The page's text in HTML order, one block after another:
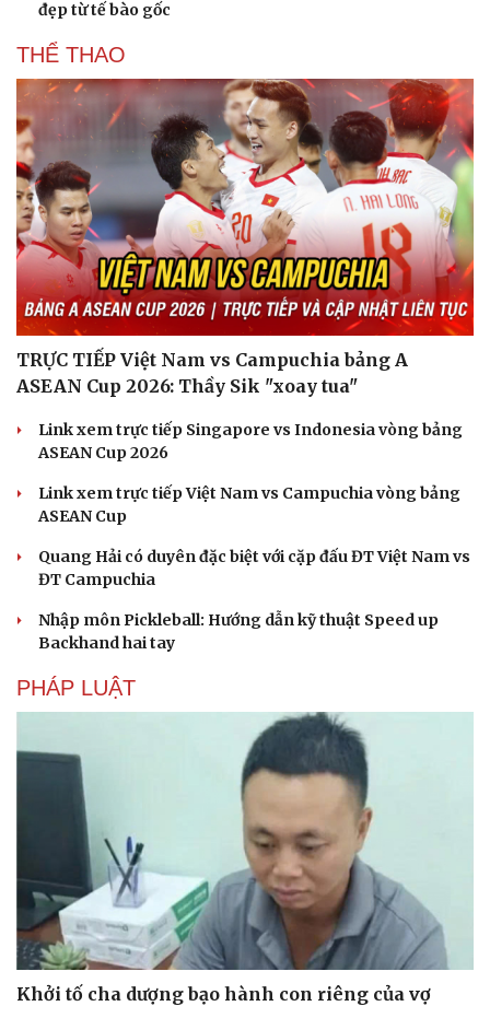
Nhi khoa
Nam khoa
Làm đẹp - giảm cân
Phòng mạch online
Ăn sạch sống khỏe
đẹp từ tế bào gốc
THỂ THAO
TRỰC TIẾP Việt Nam vs Campuchia bảng A
ASEAN Cup 2026: Thầy Sik "xoay tua"
Link xem trực tiếp Singapore vs Indonesia vòng bảng
ASEAN Cup 2026
Link xem trực tiếp Việt Nam vs Campuchia vòng bảng
ASEAN Cup
Quang Hải có duyên đặc biệt với cặp đấu ĐT Việt Nam vs
ĐT Campuchia
Nhập môn Pickleball: Hướng dẫn kỹ thuật Speed up
Backhand hai tay
PHÁP LUẬT
Khởi tố cha dượng bạo hành con riêng của vợ